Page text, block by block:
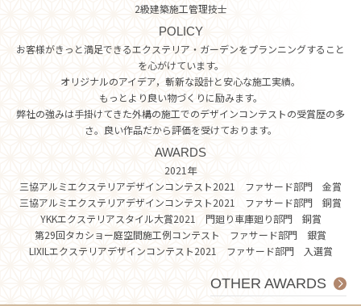
2級建築施工管理技士
POLICY
お客様がきっと満足できるエクステリア・ガーデンをプランニングすること
を心がけています。
オリジナルのアイデア，斬新な設計と安心な施工実績。
もっとより良い物づくりに励みます。
弊社の強みは手掛けてきた外構の施工でのデザインコンテストの受賞歴の多
さ。良い作品だから評価を受けております。
AWARDS
2021年
三協アルミエクステリアデザインコンテスト2021 ファサード部門 金賞
三協アルミエクステリアデザインコンテスト2021 ファサード部門 銅賞
YKKエクステリアスタイル大賞2021 門廻り車庫廻り部門 銅賞
第29回タカショー庭空間施工例コンテスト ファサード部門 銀賞
LIXILエクステリアデザインコンテスト2021 ファサード部門 入選賞
OTHER AWARDS